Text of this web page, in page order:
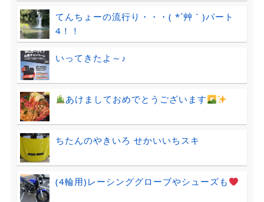
てんちょーの流行り・・・( *´艸｀)パート
4！！
いってきたよ～♪
あけましておめでとうございます
ちたんのやきいろ せかいいちスキ
(4輪用)レーシンググローブやシューズも